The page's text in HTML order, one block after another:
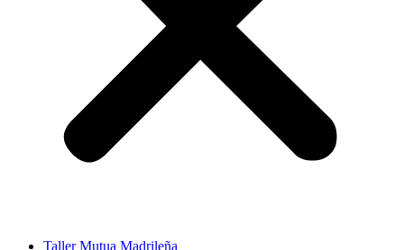
Taller Mutua Madrileña